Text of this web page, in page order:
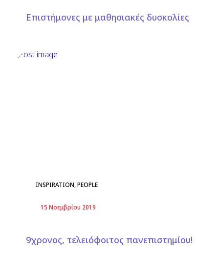
Επιστήμονες με μαθησιακές δυσκολίες
INSPIRATION,PEOPLE
15 Νοεμβρίου 2019
9χρονος, τελειόφοιτος πανεπιστημίου!